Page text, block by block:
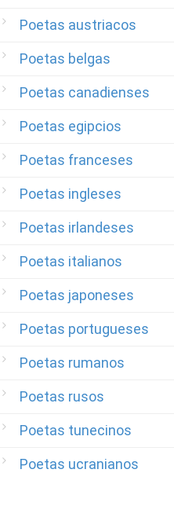
Poetas austriacos
Poetas belgas
Poetas canadienses
Poetas egipcios
Poetas franceses
Poetas ingleses
Poetas irlandeses
Poetas italianos
Poetas japoneses
Poetas portugueses
Poetas rumanos
Poetas rusos
Poetas tunecinos
Poetas ucranianos